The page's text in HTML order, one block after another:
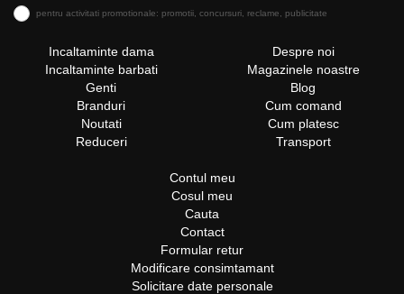
pentru activitati promotionale: promotii, concursuri, reclame, publicitate
Incaltaminte dama
Incaltaminte barbati
Genti
Branduri
Noutati
Reduceri
Despre noi
Magazinele noastre
Blog
Cum comand
Cum platesc
Transport
Contul meu
Cosul meu
Cauta
Contact
Formular retur
Modificare consimtamant
Solicitare date personale